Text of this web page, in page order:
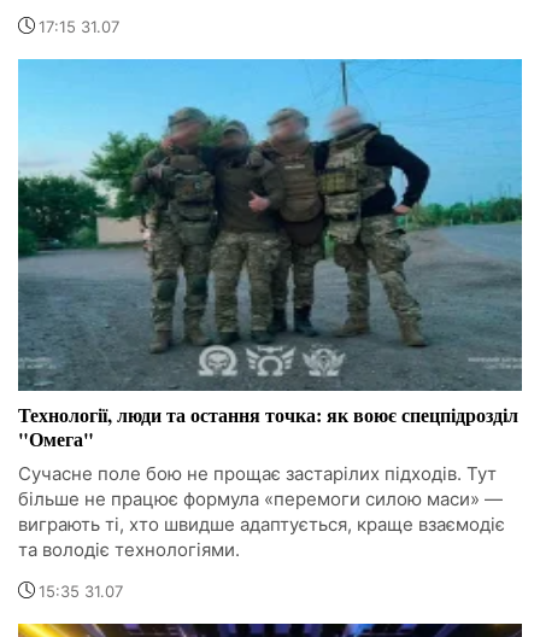
17:15 31.07
Технології, люди та остання точка: як воює спецпідрозділ
"Омега"
Сучасне поле бою не прощає застарілих підходів. Тут
більше не працює формула «перемоги силою маси» —
виграють ті, хто швидше адаптується, краще взаємодіє
та володіє технологіями.
15:35 31.07